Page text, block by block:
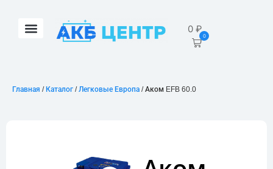
0₽
0
Главная / Каталог /Легковые Европа / Аком EFB 60.0